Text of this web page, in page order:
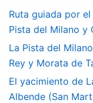
Ruta guiada por
Pista del Milano y
La Pista del
Rey y Morata de
El yacimiento de
Albende (San